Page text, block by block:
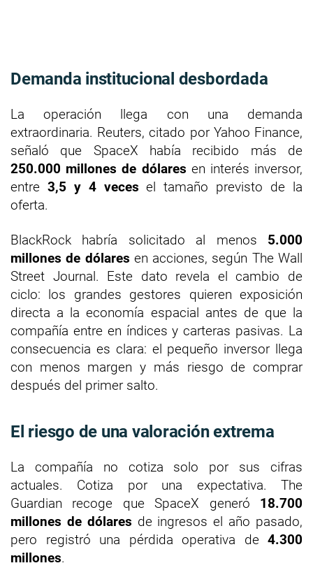
Demanda institucional desbordada
La operación llega con una demanda
extraordinaria. Reuters, citado por Yahoo Finance,
señaló que SpaceX había recibido más de
250.000 millones de dólares en interés inversor,
entre 3,5 y 4 veces el tamaño previsto de la
oferta.
BlackRock habría solicitado al menos 5.000
millones de dólares en acciones, según The Wall
Street Journal. Este dato revela el cambio de
ciclo: los grandes gestores quieren exposición
directa a la economía espacial antes de que la
compañía entre en índices y carteras pasivas. La
consecuencia es clara: el pequeño inversor llega
con menos margen y más riesgo de comprar
después del primer salto.
El riesgo de una valoración extrema
La compañía no cotiza solo por sus cifras
actuales. Cotiza por una expectativa. The
Guardian recoge que SpaceX generó 18.700
millones de dólares de ingresos el año pasado,
pero registró una pérdida operativa de 4.300
millones.